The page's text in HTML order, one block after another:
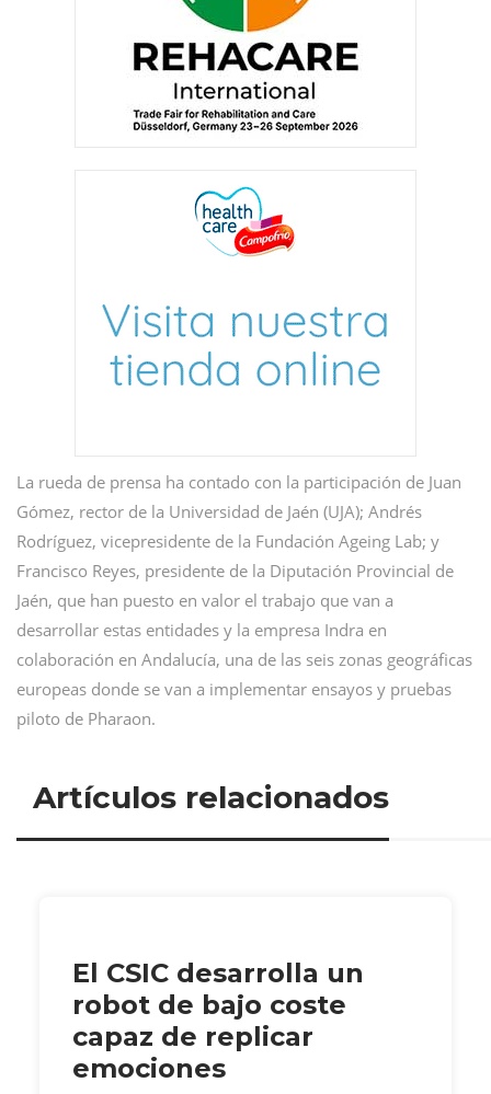
La rueda de prensa ha contado con la participación de Juan
Gómez, rector de la Universidad de Jaén (UJA); Andrés
Rodríguez, vicepresidente de la Fundación Ageing Lab; y
Francisco Reyes, presidente de la Diputación Provincial de
Jaén, que han puesto en valor el trabajo que van a
desarrollar estas entidades y la empresa Indra en
colaboración en Andalucía, una de las seis zonas geográficas
europeas donde se van a implementar ensayos y pruebas
piloto de Pharaon.
Artículos relacionados
El CSIC desarrolla un
robot de bajo coste
capaz de replicar
emociones